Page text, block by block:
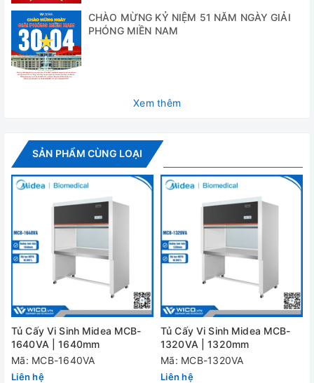
Thông số kỹ thuật
Model
Chế độ đối lưu
Nhiệt độ max 250 độ C
Độ phân giải
nhiệt độ
0,1 độ C
nhiệt độ
Cài đặt thời
1 – 9999 phút
Pt100
Bộ điều khiển Cài đặt nhiệt độ và thời gian sấy
Vật liệu bên
trong
Thép trắng
CHÀO MỪNG KỶ NIỆM 51 NĂM NGÀY GIẢI
PHÓNG MIỀN NAM
Xem thêm
SẢN PHẨM CÙNG LOẠI
Tủ Cấy Vi Sinh Midea MCB-
1640VA | 1640mm
Mã: MCB-1640VA
Liên hệ
Tủ Cấy Vi Sinh Midea MCB-
1320VA | 1320mm
Mã: MCB-1320VA
Liên hệ